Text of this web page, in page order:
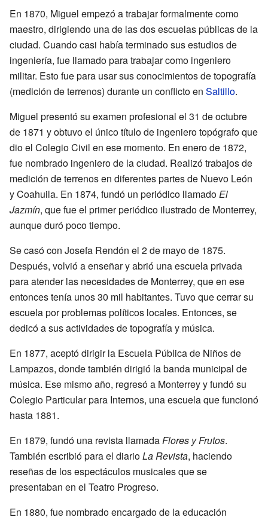
En 1870, Miguel empezó a trabajar formalmente como
maestro, dirigiendo una de las dos escuelas públicas de la
ciudad. Cuando casi había terminado sus estudios de
ingeniería, fue llamado para trabajar como ingeniero
militar. Esto fue para usar sus conocimientos de topografía
(medición de terrenos) durante un conflicto en Saltillo.
Miguel presentó su examen profesional el 31 de octubre
de 1871 y obtuvo el único título de ingeniero topógrafo que
dio el Colegio Civil en ese momento. En enero de 1872,
fue nombrado ingeniero de la ciudad. Realizó trabajos de
medición de terrenos en diferentes partes de Nuevo León
y Coahuila. En 1874, fundó un periódico llamadoEl
Jazmín, que fue el primer periódico ilustrado de Monterrey,
aunque duró poco tiempo.
Se casó con Josefa Rendón el 2 de mayo de 1875.
Después, volvió a enseñar y abrió una escuela privada
para atender las necesidades de Monterrey, que en ese
entonces tenía unos 30 mil habitantes. Tuvo que cerrar su
escuela por problemas políticos locales. Entonces, se
dedicó a sus actividades de topografía y música.
En 1877, aceptó dirigir la Escuela Pública de Niños de
Lampazos, donde también dirigió la banda municipal de
música. Ese mismo año, regresó a Monterrey y fundó su
Colegio Particular para Internos, una escuela que funcionó
hasta 1881.
En 1879, fundó una revista llamadaFlores y Frutos.
También escribió para el diarioLa Revista, haciendo
reseñas de los espectáculos musicales que se
presentaban en el Teatro Progreso.
En 1880, fue nombrado encargado de la educación